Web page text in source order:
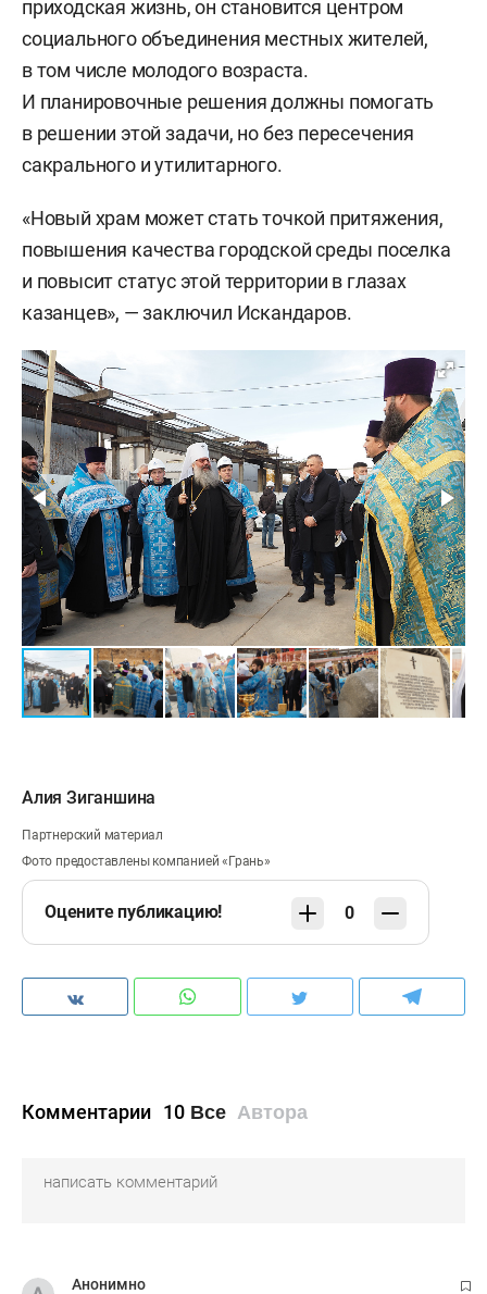
приходская жизнь, он становится центром
социального объединения местных жителей,
в том числе молодого возраста.
И планировочные решения должны помогать
в решении этой задачи, но без пересечения
сакрального и утилитарного.
«Новый храм может стать точкой притяжения,
повышения качества городской среды поселка
и повысит статус этой территории в глазах
казанцев», — заключил Искандаров.
Алия Зиганшина
Партнерский материал
Фото предоставлены компанией «Грань»
Оцените публикацию! 0
Комментарии 10 Все Автора
Анонимно